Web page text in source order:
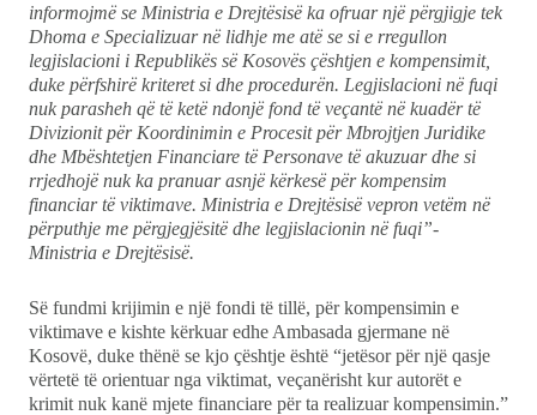
informojmë se Ministria e Drejtësisë ka ofruar një përgjigje tek
Dhoma e Specializuar në lidhje me atë se si e rregullon
legjislacioni i Republikës së Kosovës çështjen e kompensimit,
duke përfshirë kriteret si dhe procedurën. Legjislacioni në fuqi
nuk parasheh që të ketë ndonjë fond të veçantë në kuadër të
Divizionit për Koordinimin e Procesit për Mbrojtjen Juridike
dhe Mbështetjen Financiare të Personave të akuzuar dhe si
rrjedhojë nuk ka pranuar asnjë kërkesë për kompensim
financiar të viktimave. Ministria e Drejtësisë vepron vetëm në
përputhje me përgjegjësitë dhe legjislacionin në fuqi”-
Ministria e Drejtësisë.
Së fundmi krijimin e një fondi të tillë, për kompensimin e
viktimave e kishte kërkuar edhe Ambasada gjermane në
Kosovë, duke thënë se kjo çështje është “jetësor për një qasje
vërtetë të orientuar nga viktimat, veçanërisht kur autorët e
krimit nuk kanë mjete financiare për ta realizuar kompensimin.”